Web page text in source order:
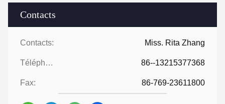
Contacts
Contacts: Miss. Rita Zhang
Téléphone: 86--13215377368
Fax: 86-769-23611800